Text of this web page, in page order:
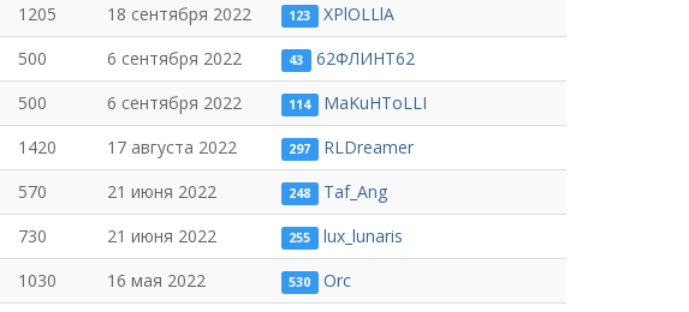
1205 18 сентября 2022 123
XPlOLLlA
500 6 сентября 2022 43
62ФЛИНТ62
500 6 сентября 2022 114
MaKuHToLLI
1420 17 августа 2022 297
RLDreamer
570 21 июня 2022 248
Taf_Ang
730 21 июня 2022 255
lux_lunaris
1030 16 мая 2022 530
Orc